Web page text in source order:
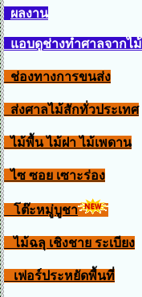
ผลงาน
แอบดูช่างทำศาลจากไม้
ช่องทางการขนส่ง
ส่งศาลไม้สักทั่วประเทศ
ไม้พื้น ไม้ฝา ไม้เพดาน
ไซ ซอย เซาะร่อง
โต๊ะหมู่บูชา
ไม้ฉลุ เชิงชาย ระเบียง
เฟอร์ประหยัดพื้นที่